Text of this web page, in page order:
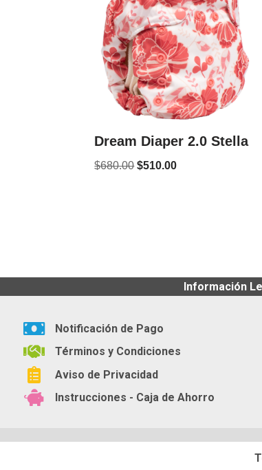
Dream Diaper 2.0 Stella
$680.00 $510.00
Información
Notificación de Pago
Términos y Condiciones
Aviso de Privacidad
Instrucciones - Caja de Ahorro